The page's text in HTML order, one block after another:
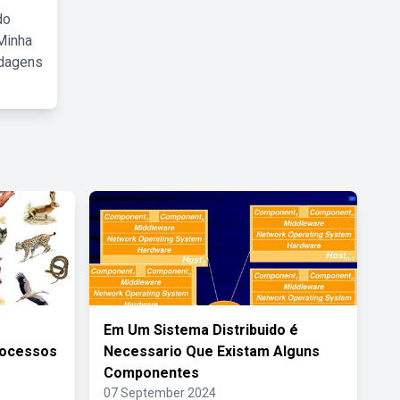
Em Um Sistema Distribuido é
Necessario Que Existam Alguns
Componentes
07 September 2024